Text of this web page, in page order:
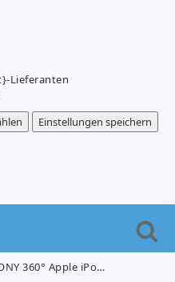
Lieferanten
Einstellungen speichern
Apple iPod/iPhone Docking-Lautsprecher „RDP-V20iP“ (Rot, Schwarz) für €59.-